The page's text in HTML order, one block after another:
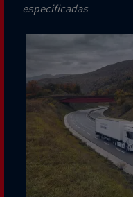
especificadas